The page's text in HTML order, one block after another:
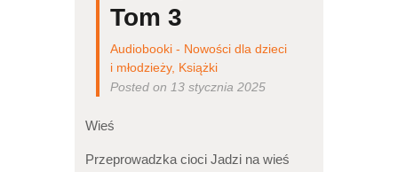
Tom 3
Audiobooki - Nowości dla dzieci
i młodzieży, Książki
Posted on 13 stycznia 2025
Wieś
Przeprowadzka cioci Jadzi na wieś